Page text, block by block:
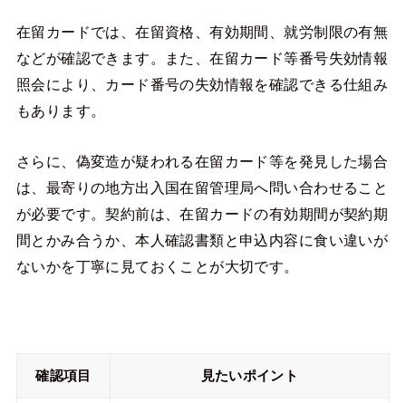
在留カードでは、在留資格、有効期間、就労制限の有無
などが確認できます。また、在留カード等番号失効情報
照会により、カード番号の失効情報を確認できる仕組み
もあります。
さらに、偽変造が疑われる在留カード等を発見した場合
は、最寄りの地方出入国在留管理局へ問い合わせること
が必要です。契約前は、在留カードの有効期間が契約期
間とかみ合うか、本人確認書類と申込内容に食い違いが
ないかを丁寧に見ておくことが大切です。
確認項目 見たいポイント